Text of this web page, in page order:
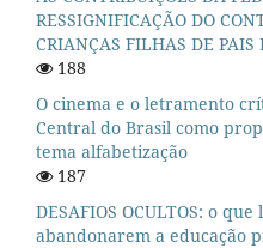
RESSIGNIFICAÇÃO DO
CRIANÇAS FILHAS DE PAIS
188
O cinema e o letramento
Central do Brasil como
tema alfabetização
187
DESAFIOS OCULTOS: o
abandonarem a educação